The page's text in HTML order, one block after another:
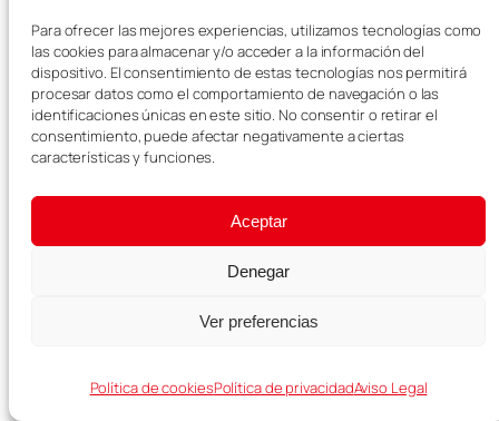
Para ofrecer las mejores experiencias, utilizamos tecnologías como
las cookies para almacenar y/o acceder a la información del
dispositivo. El consentimiento de estas tecnologías nos permitirá
procesar datos como el comportamiento de navegación o las
identificaciones únicas en este sitio. No consentir o retirar el
consentimiento, puede afectar negativamente a ciertas
características y funciones.
Aceptar
Denegar
Ver preferencias
Política de cookiesPolítica de privacidadAviso Legal
El tercer día está dedicado al sur
de Gran Canaria, una zona donde
se combinan playas, dunas,
pueblos costeros y algunos
miradores muy bonitos.
Es un día más relajado que el
anterior, aunque también incluye
varias paradas interesantes.
Dunas de